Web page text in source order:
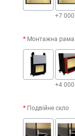
+7 000
Монтажна рама
+4 000
Подвійне скло